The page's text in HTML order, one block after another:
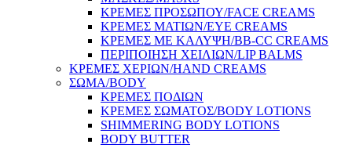
ΚΡΕΜΕΣ ΠΡΟΣΩΠΟΥ/FACE CREAMS
ΚΡΕΜΕΣ ΜΑΤΙΩΝ/EYE CREAMS
ΚΡΕΜΕΣ ΜΕ ΚΑΛΥΨΗ/BB-CC CREAMS
ΠΕΡΙΠΟΙΗΣΗ ΧΕΙΛΙΩΝ/LIP BALMS
ΚΡΕΜΕΣ ΧΕΡΙΩΝ/HAND CREAMS
ΣΩΜΑ/BODY
ΚΡΕΜΕΣ ΠΟΔΙΩΝ
ΚΡΕΜΕΣ ΣΩΜΑΤΟΣ/BODY LOTIONS
SHIMMERING BODY LOTIONS
BODY BUTTER